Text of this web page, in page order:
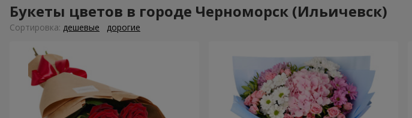
Букеты цветов в городе Черноморск (Ильичевск)
Cортировка: дешевые дорогие